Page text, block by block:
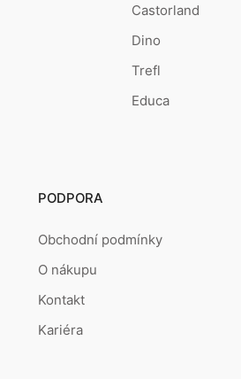
Castorland
Dino
Trefl
Educa
PODPORA
Obchodní podmínky
O nákupu
Kontakt
Kariéra